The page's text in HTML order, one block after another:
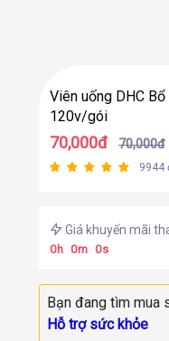
Viên uống DHC
120v/gói
70,000đ 70,000đ
9944
Giá khuyến mãi
0 h 0m 0s
Bạn đang tìm mua
Hỗ trợ sức khỏe